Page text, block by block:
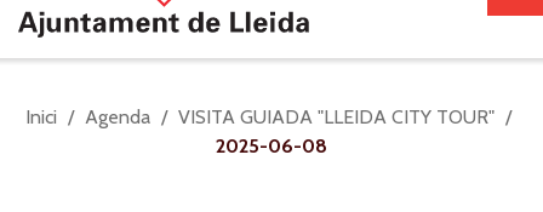
Sou
Inici Agenda
VISITA GUIADA "LLEIDA CITY TOUR"
2025-06-08